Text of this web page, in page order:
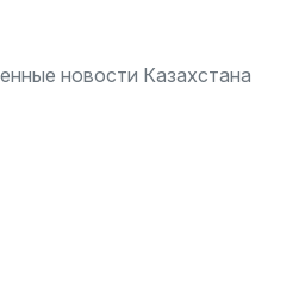
новости Казахстана